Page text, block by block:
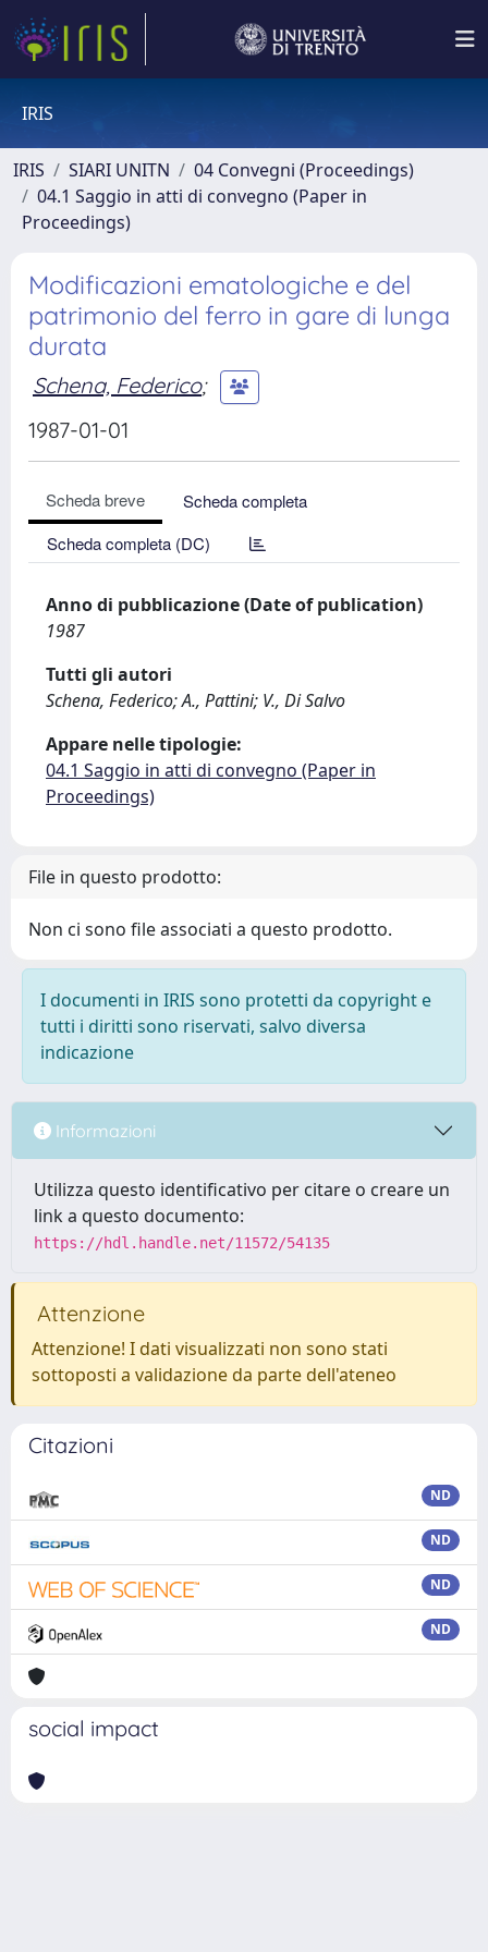
IRIS
IRIS SIARI UNITN
04 Convegni (Proceedings)
04.1 Saggio in atti di convegno (Paper in
Proceedings)
Modificazioni ematologiche e del
patrimonio del ferro in gare di lunga
durata
Schena, Federico;
1987-01-01
Scheda breve
Scheda completa
Scheda completa (DC)
Anno di pubblicazione (Date of publication)
1987
Tutti gli autori
Schena, Federico; A., Pattini; V., Di Salvo
Appare nelle tipologie:
04.1 Saggio in atti di convegno (Paper in
Proceedings)
File in questo prodotto:
Non ci sono file associati a questo prodotto.
I documenti in IRIS sono protetti da copyright e
tutti i diritti sono riservati, salvo diversa
indicazione
Informazioni
Utilizza questo identificativo per citare o creare un
link a questo documento:
https://hdl.handle.net/11572/54135
Attenzione
Attenzione! I dati visualizzati non sono stati
sottoposti a validazione da parte dell'ateneo
Citazioni
ND
ND
ND
ND
social impact